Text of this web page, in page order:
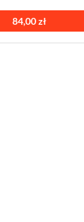
84,00 zł